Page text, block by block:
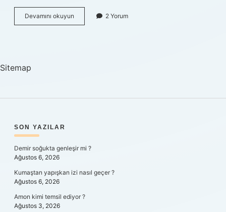
Devamını okuyun
Alma
2 Yorum
Sitemap
SIDEBAR
SON YAZILAR
Demir soğukta genleşir mi ?
Ağustos 6, 2026
Kumaştan yapışkan izi nasıl geçer ?
Ağustos 6, 2026
Amon kimi temsil ediyor ?
Ağustos 3, 2026